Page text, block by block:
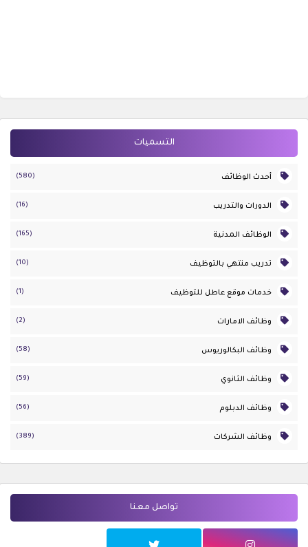
التسميات
أحدث الوظائف (580)
الدورات والتدريب (16)
الوظائف المدنية (165)
تدريب منتهي بالتوظيف (10)
خدمات موقع عاطل للتوظيف (1)
وظائف الامارات (2)
وظائف البكالوريوس (58)
وظائف الثانوي (59)
وظائف الدبلوم (56)
وظائف الشركات (389)
تواصل معنا